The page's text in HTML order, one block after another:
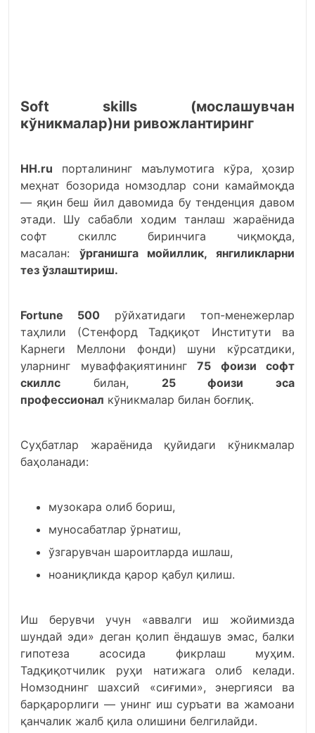
Soft skills (мослашувчан
кўникмалар)ни ривожлантиринг
HH.ru порталининг маълумотига кўра, ҳозир
меҳнат бозорида номзодлар сони камаймоқда
— яқин беш йил давомида бу тенденция давом
этади. Шу сабабли ходим танлаш жараёнида
софт скиллс биринчига чиқмоқда,
масалан: ўрганишга мойиллик, янгиликларни
тез ўзлаштириш.
Fortune 500 рўйхатидаги топ-менежерлар
таҳлили (Стенфорд Тадқиқот Институти ва
Карнеги Меллони фонди) шуни кўрсатдики,
уларнинг муваффақиятининг 75 фоизи софт
скиллс билан, 25 фоизи эса
профессионал кўникмалар билан боғлиқ.
Суҳбатлар жараёнида қуйидаги кўникмалар
баҳоланади:
музокара олиб бориш,
муносабатлар ўрнатиш,
ўзгарувчан шароитларда ишлаш,
ноаниқликда қарор қабул қилиш.
Иш берувчи учун «аввалги иш жойимизда
шундай эди» деган қолип ёндашув эмас, балки
гипотеза асосида фикрлаш муҳим.
Тадқиқотчилик руҳи натижага олиб келади.
Номзоднинг шахсий «сиғими», энергияси ва
барқарорлиги — унинг иш суръати ва жамоани
қанчалик жалб қила олишини белгилайди.